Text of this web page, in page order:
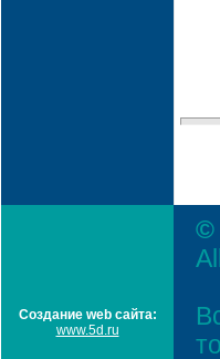
Создание web сайта:
www.5d.ru
©